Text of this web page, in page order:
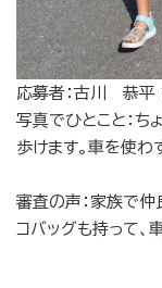
応募者：古川 恭平
写真でひとこと： ち
歩けます。車を使わ
審査の声：家族で
コバッグも持って、